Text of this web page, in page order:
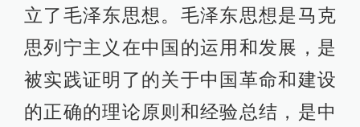
立了毛泽东思想。毛泽东思想是马克
思列宁主义在中国的运用和发展，是
被实践证明了的关于中国革命和建设
的正确的理论原则和经验总结，是中